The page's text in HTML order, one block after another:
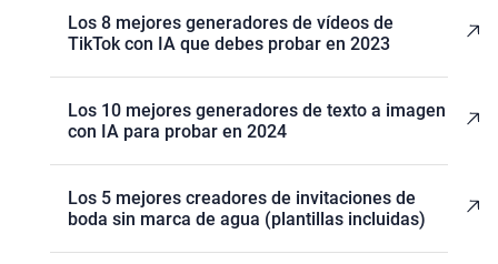
Los 8 mejores generadores de vídeos de
TikTok con IA que debes probar en 2023
Los 10 mejores generadores de texto a imagen
con IA para probar en 2024
Los 5 mejores creadores de invitaciones de
boda sin marca de agua (plantillas incluidas)